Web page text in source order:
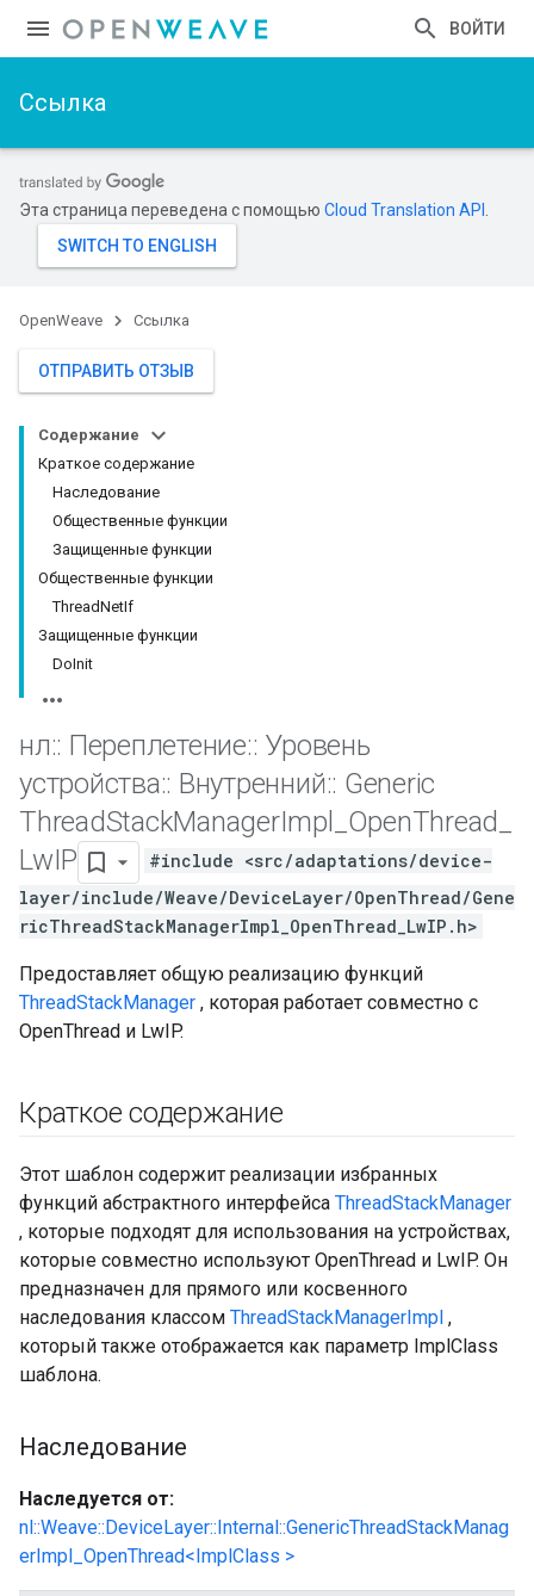
ВОЙТИ
Ссылка
Эта страница переведена с помощью Cloud Translation API
OpenWeave Ссылка
ОТПРАВИТЬ ОТЗЫВ
Содержание
Краткое содержание
Наследование
Общественные функции
Защищенные функции
Общественные функции
ThreadNetIf
Защищенные функции
DoInit
нл:: Переплетение:: Уровень
устройства:: Внутренний:: Generic
ThreadStackManagerImpl OpenThread
LwIP
#include <src/adaptations/device-
layer/include/Weave/DeviceLayer/OpenThread/Gene
ricThreadStackManagerImpl_OpenThread_LwIP.h>
Предоставляет общую реализацию функций
ThreadStackManager , которая работает совместно с
OpenThread и LwIP.
Краткое содержание
Этот шаблон содержит реализации избранных
функций абстрактного интерфейса ThreadStackManager
, которые подходят для использования на устройствах,
которые совместно используют OpenThread и LwIP. Он
предназначен для прямого или косвенного
наследования классом ThreadStackManagerImpl ,
который также отображается как параметр ImplClass
шаблона.
Наследование
Наследуется от:
nl::Weave::DeviceLayer::Internal::GenericThreadStackManag
erImpl_OpenThread<ImplClass >